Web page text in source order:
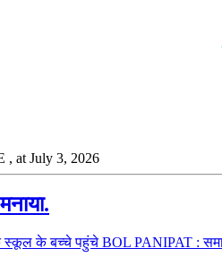
, at July 3, 2026
के स्‍कूल के बच्‍चे पहुंचे BOL PANIPAT :